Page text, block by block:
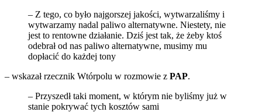
– Z tego, co było najgorszej jakości, wytwarzaliśmy i
wytwarzamy nadal paliwo alternatywne. Niestety, nie
jest to rentowne działanie. Dziś jest tak, że żeby ktoś
odebrał od nas paliwo alternatywne, musimy mu
dopłacić do każdej tony
– wskazał rzecznik Wtórpolu w rozmowie z PAP.
– Przyszedł taki moment, w którym nie byliśmy już w
stanie pokrywać tych kosztów sami